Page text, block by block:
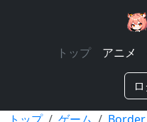
トップ
アニメ